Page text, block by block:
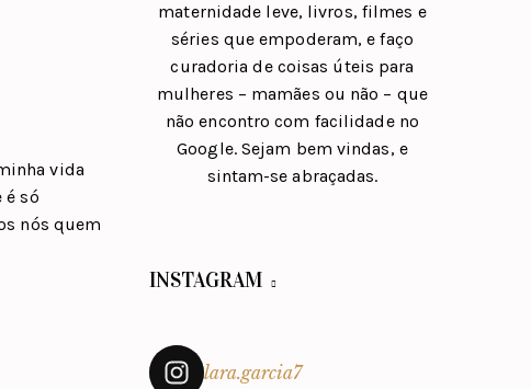
vida
é só
nós quem
maternidade leve, livros, filmes e
séries que empoderam, e faço
curadoria de coisas úteis para
mulheres – mamães ou não – que
não encontro com facilidade no
Google. Sejam bem vindas, e
sintam-se abraçadas.
INSTAGRAM
lara.garcia7